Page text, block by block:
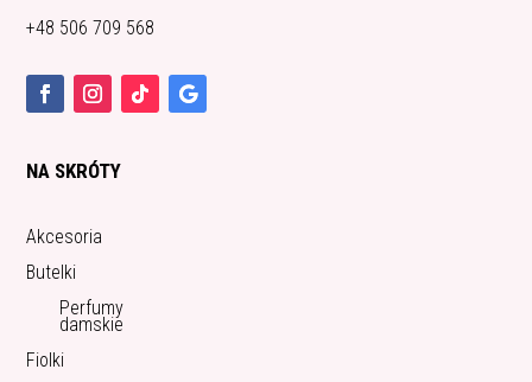
+48 506 709 568
NA SKRÓTY
Akcesoria
Butelki
Perfumy
damskie
Fiolki